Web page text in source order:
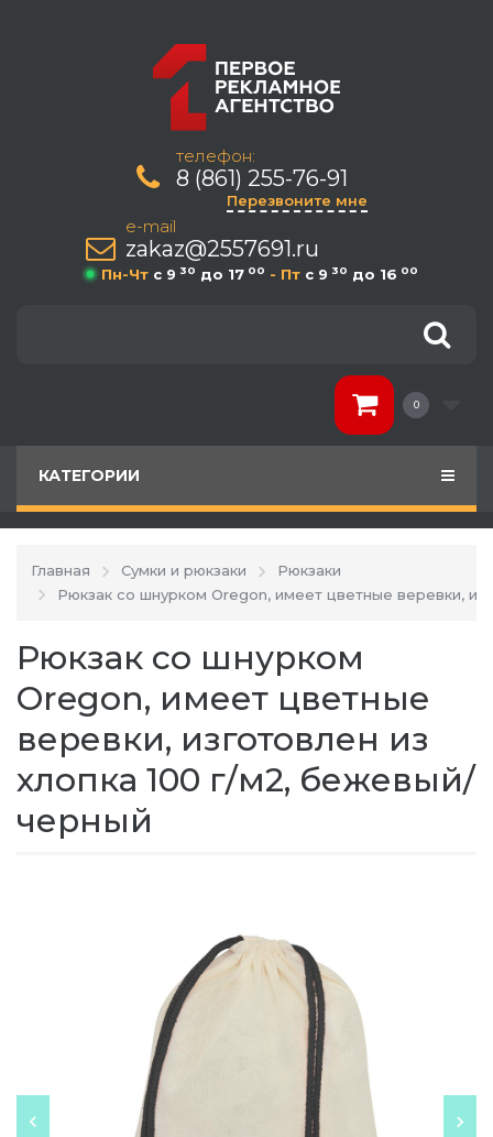
телефон:
8 (861) 255-76-91
Перезвоните мне
e-mail
zakaz@2557691.ru
Пн-Чт c 9 30 до 17 00 - Пт c 9 30 до 16 00
0
КАТЕГОРИИ
Главная Сумки и рюкзаки
Рюкзаки
Рюкзак со шнурком Oregon, имеет цветные веревки,
Рюкзак со шнурком
Oregon, имеет цветные
веревки, изготовлен из
хлопка 100 г/м2, бежевый/
черный